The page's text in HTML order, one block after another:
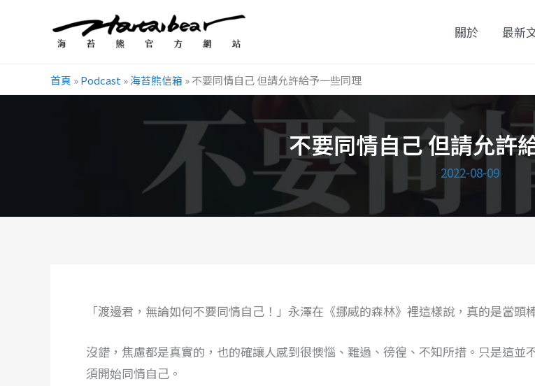
內
關於 最新
首頁 »Podcast »海苔熊信箱 »不要同情自己 但請允許給予一些同理
不要同情自己 但請允許
2022-08-09
「渡邊君，無論如何不要同情自己！」永澤在《挪威的森林》裡這樣說，真的是當頭
沒錯，焦慮都是真實的，也的確讓人感到很懊惱、難過、徬徨、不知所措。只是這並
須開始同情自己。